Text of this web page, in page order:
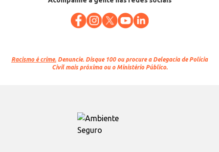
Racismo é crime. Denuncie. Disque 100 ou procure a Delegacia de Polícia
Civil mais próxima ou o Ministério Público.